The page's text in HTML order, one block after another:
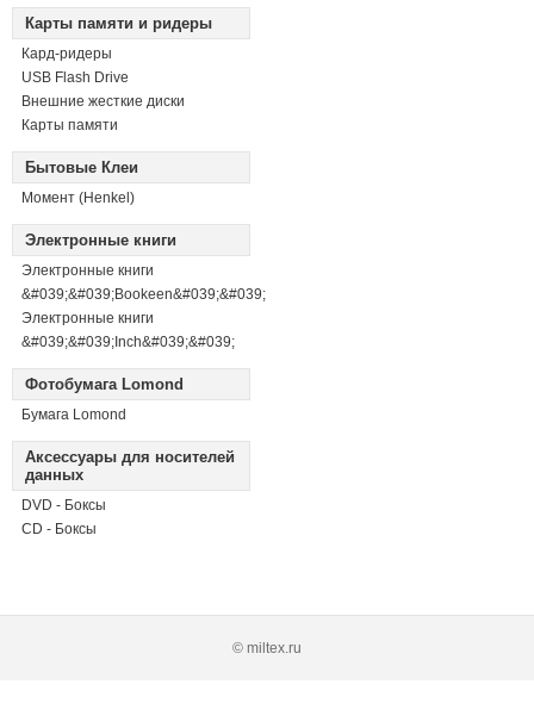
Карты памяти и ридеры
Кард-ридеры
USB Flash Drive
Внешние жесткие диски
Карты памяти
Бытовые Клеи
Момент (Henkel)
Электронные книги
Электронные книги
&#039;&#039;Bookeen&#039;&#039;
Электронные книги
&#039;&#039;Inch&#039;&#039;
Фотобумага Lomond
Бумага Lomond
Аксессуары для носителей
данных
DVD - Боксы
CD - Боксы
© miltex.ru